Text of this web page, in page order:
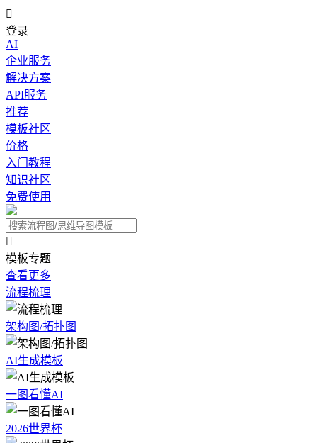

登录
AI
企业服务
解决方案
API服务
推荐
模板社区
价格
入门教程
知识社区
免费使用

模板专题
查看更多
流程梳理
架构图/拓扑图
AI生成模板
一图看懂AI
2026世界杯